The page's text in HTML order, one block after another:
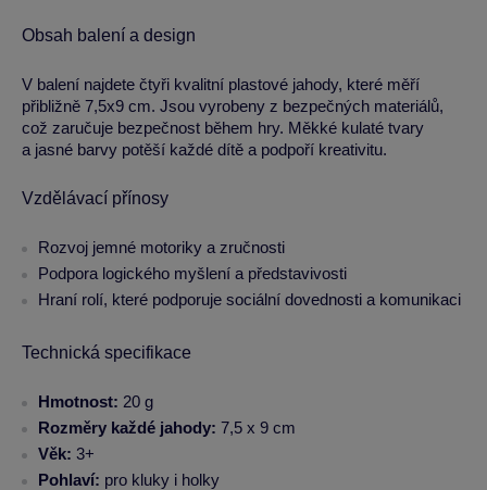
Obsah balení a design
V balení najdete čtyři kvalitní plastové jahody, které měří
přibližně 7,5x9 cm. Jsou vyrobeny z bezpečných materiálů,
což zaručuje bezpečnost během hry. Měkké kulaté tvary
a jasné barvy potěší každé dítě a podpoří kreativitu.
Vzdělávací přínosy
Rozvoj jemné motoriky a zručnosti
Podpora logického myšlení a představivosti
Hraní rolí, které podporuje sociální dovednosti a komunikaci
Technická specifikace
Hmotnost: 20 g
Rozměry každé jahody: 7,5 x 9 cm
Věk: 3+
Pohlaví: pro kluky i holky